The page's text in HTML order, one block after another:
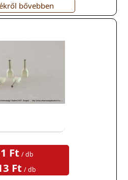
bővebben
Ft / db
Ft / db